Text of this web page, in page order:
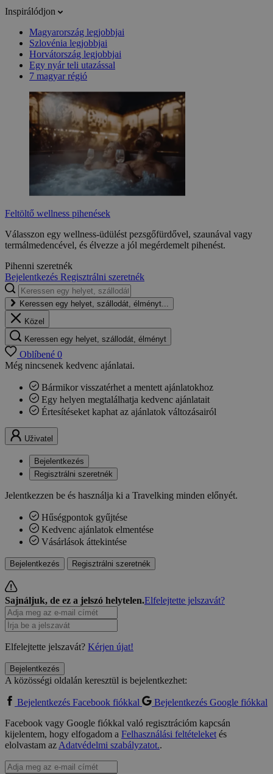
Inspirálódjon
Magyarország legjobbjai
Szlovénia legjobbjai
Horvátország legjobbjai
Egy nyár teli utazással
7 magyar régió
Feltöltő wellness pihenések
Válasszon egy wellness-üdülést pezsgőfürdővel, szaunával vagy
termálmedencével, és élvezze a jól megérdemelt pihenést.
Pihenni szeretnék
Bejelentkezés Regisztrálni szeretnék
Keressen egy helyet, szállodát, élményt...
Közel
Keressen egy helyet, szállodát, élményt
Oblíbené 0
Még nincsenek kedvenc ajánlatai.
Bármikor visszatérhet a mentett ajánlatokhoz
Egy helyen megtalálhatja kedvenc ajánlatait
Értesítéseket kaphat az ajánlatok változásairól
Uživatel
Bejelentkezés
Regisztrálni szeretnék
Jelentkezzen be és használja ki a Travelking minden előnyét.
Hűségpontok gyűjtése
Kedvenc ajánlatok elmentése
Vásárlások áttekintése
Bejelentkezés Regisztrálni szeretnék
Sajnáljuk, de ez a jelszó helytelen.Elfelejtette jelszavát?
Elfelejtette jelszavát? Kérjen újat!
Bejelentkezés
A közösségi oldalán keresztül is bejelentkezhet:
Bejelentkezés Facebook fiókkal
Bejelentkezés Google fiókkal
Facebook vagy Google fiókkal való regisztrációm kapcsán
kijelentem, hogy elfogadom a Felhasználási feltételeketés
elolvastam azAdatvédelmi szabályzatot..